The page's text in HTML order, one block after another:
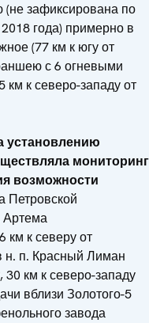
зафиксирована по
года) примерно в
(77 км к югу от
с 6 огневыми
км к северо-западу от
установлению
мониторинг
возможности
Петровской
Артема
км к северу от
н. п. Красный Лиман
30 км к северо-западу
вблизи Золотого-5
завода